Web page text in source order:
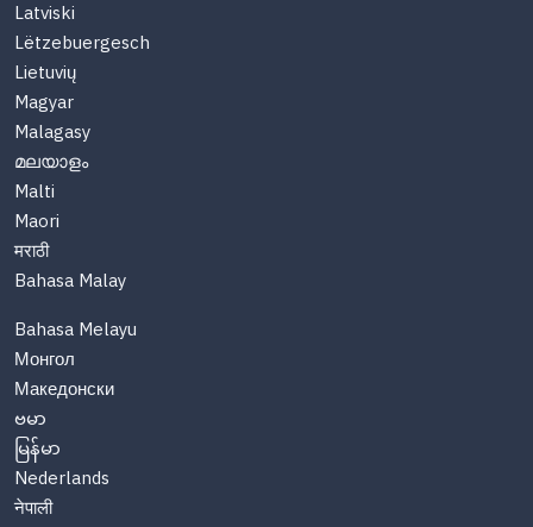
Latviski
Lëtzebuergesch
Lietuvių
Magyar
Malagasy
മലയാളം
Malti
Maori
मराठी
Bahasa Malay
Bahasa Melayu
Монгол
Македонски
ဗမာ
မြန်မာ
Nederlands
नेपाली